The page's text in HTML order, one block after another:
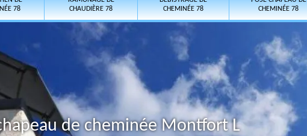
78
CHAUDIÈRE 78
CHEMINÉE 78
CHEMINÉE 78
de cheminée Montfort L